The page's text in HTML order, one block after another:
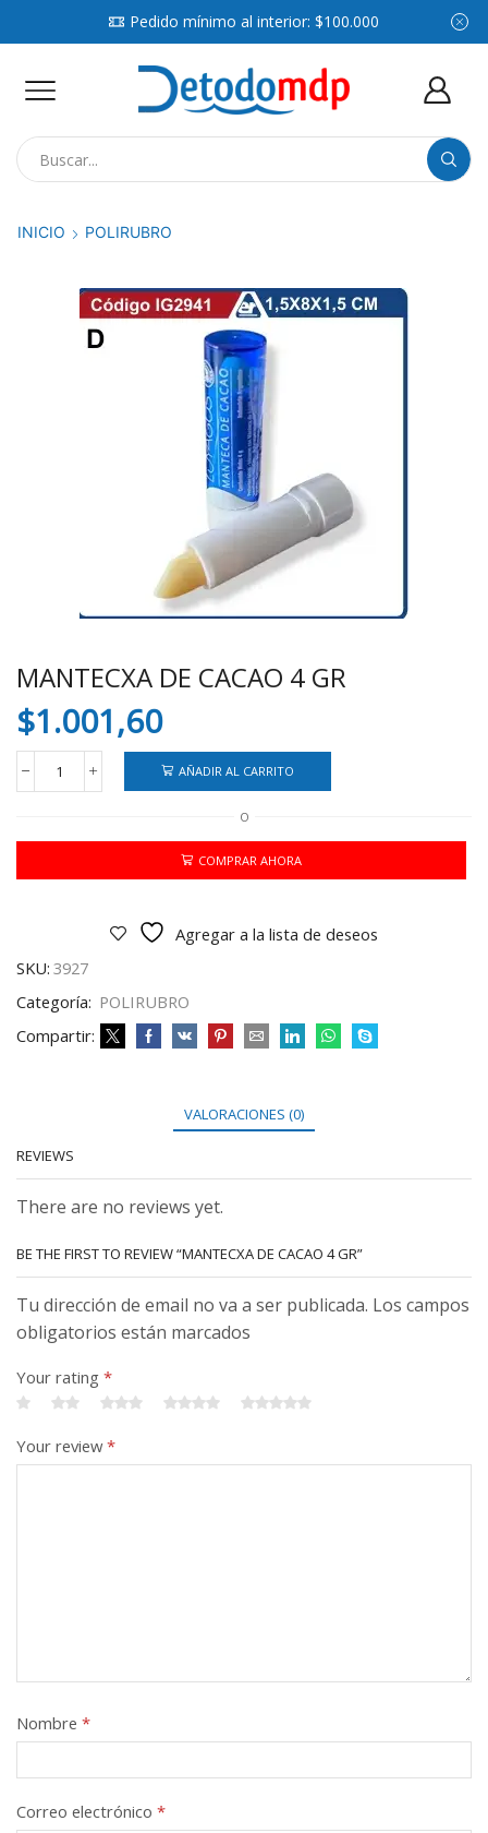
Pedido mínimo al interior: $100.000
INICIO POLIRUBRO
MANTECXA DE CACAO 4 GR
$1.001,60
MANTECXA
DE
4
cantidad
AÑADIR AL CARRITO
O
COMPRAR AHORA
Agregar a la lista de deseos
SKU: 3927
Categoría: POLIRUBRO
Compartir:
VALORACIONES (0)
REVIEWS
There are no reviews yet.
BE THE FIRST TO REVIEW “MANTECXA DE CACAO 4 GR”
Tu dirección de email no va a ser publicada. Los campos
obligatorios están marcados
Your rating *
Your review*
Nombre *
Correo electrónico *